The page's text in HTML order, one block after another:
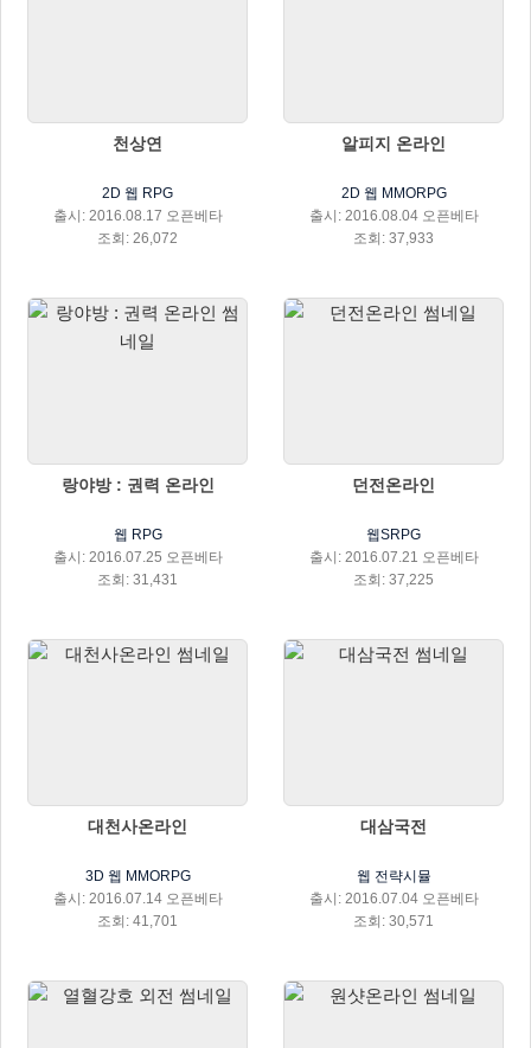
천상연
2D 웹 RPG
출시: 2016.08.17 오픈베타
조회: 26,072
알피지 온라인
2D 웹 MMORPG
출시: 2016.08.04 오픈베타
조회: 37,933
랑야방 : 권력 온라인
웹 RPG
출시: 2016.07.25 오픈베타
조회: 31,431
던전온라인
웹SRPG
출시: 2016.07.21 오픈베타
조회: 37,225
대천사온라인
3D 웹 MMORPG
출시: 2016.07.14 오픈베타
조회: 41,701
대삼국전
웹 전략시뮬
출시: 2016.07.04 오픈베타
조회: 30,571